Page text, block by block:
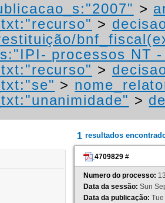
>
>
processos NT
>
>
>
1 resultados
4709829 #
Numero do processo:
Data da sessão: Sun
Data da publicação: